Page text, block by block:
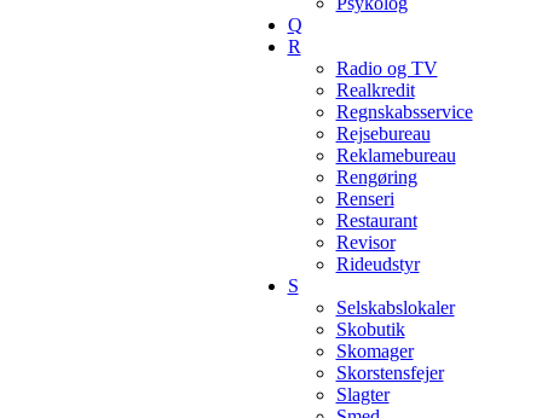
Q
R
Radio og TV
Realkredit
Regnskabsservice
Rejsebureau
Reklamebureau
Rengøring
Renseri
Restaurant
Revisor
Rideudstyr
S
Selskabslokaler
Skobutik
Skomager
Skorstensfejer
Slagter